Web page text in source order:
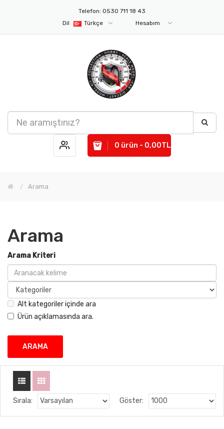
Telefon: 0530 711 18 43
Dil
Türkçe Hesabım
0 ürün - 0,00TL
Arama
Arama
Arama Kriteri
Alt kategoriler içinde ara
Ürün açıklamasında ara.
Sırala: Göster: